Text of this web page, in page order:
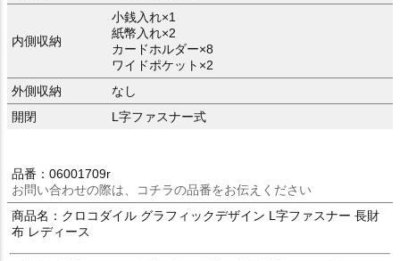
内側収納
小銭入れ×1
紙幣入れ×2
カードホルダー×8
ワイドポケット×2
外側収納
なし
開閉
L字ファスナー式
品番：06001709r
お問い合わせの際は、コチラの品番をお伝えください
商品名：クロコダイル グラフィックデザイン L字ファスナー 長財
布 レディース